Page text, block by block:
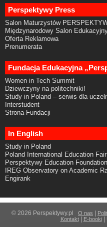
Perspektywy Press
Salon Maturzystów
Międzynarodowy Salon
Oferta Reklamowa
Prenumerata
Fundacja Edukacyjna
Women in Tech Summit
Dziewczyny na politechniki!
Study in Poland – serwis dla
Interstudent
Strona Fundacji
In English
Study in Poland
Poland International Education
Perspektywy Education Foundation
IREG Observatory on Academic
Engirank
© 2026 Perspektywy.pl O nas
Kontakt| E-booki|